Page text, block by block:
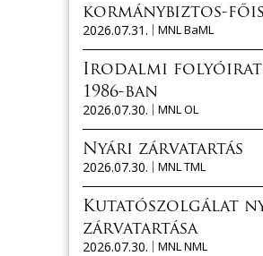
kormánybiztos-
2026.07.31.
MNL BaML
Irodalmi
1986-ban
2026.07.30.
MNL OL
Nyári zárvatartás
2026.07.30.
MNL TML
Kutatószolgálat
zárvatartása
2026.07.30.
MNL NML